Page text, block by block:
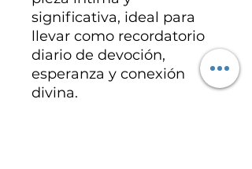
significativa, ideal para
llevar como recordatorio
diario de devoción,
esperanza y conexión
divina.